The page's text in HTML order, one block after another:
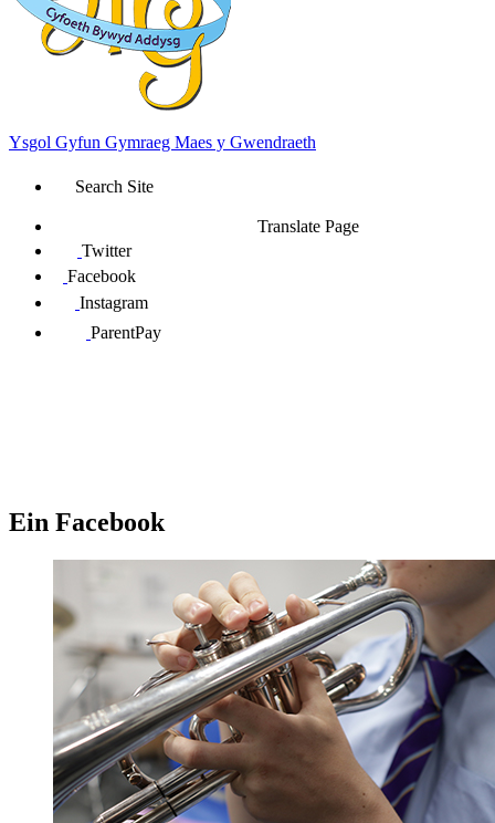
Ysgol Gyfun Gymraeg Maes y Gwendraeth
Search Site
Translate Page
Twitter
Facebook
Instagram
ParentPay
Ein Facebook